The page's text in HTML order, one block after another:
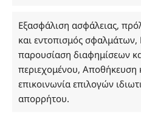
Εξασφάλιση ασφάλειας,
και εντοπισμός
παρουσίαση διαφημίσεων
περιεχομένου, Αποθήκευση
επικοινωνία επιλογών
απορρήτου.
Δευτέρα: 08:30–16:30
Τρίτη: 08:30–16:30
Τετάρτη: 08:30–16:30
Πέμπτη: 08:30–16:30
Παρασκευή: 08:30–16:30